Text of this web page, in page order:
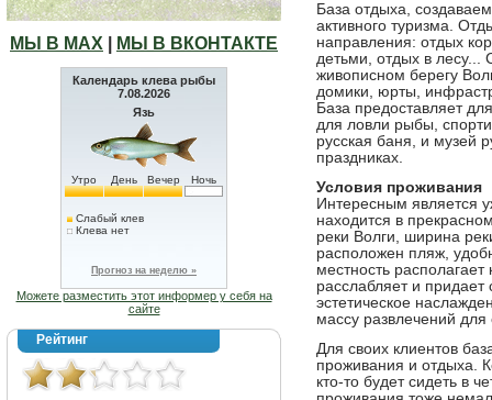
МЫ В МАХ МЫ В ВКОНТАКТЕ
Календарь клева рыбы
7.08.2026
Язь
Утро День Вечер Ночь
Слабый клев
Клева нет
Прогноз на неделю »
Можете разместить этот информер у себя на
сайте
Рейтинг
База отдыха,
активного туризма.
направления: отдых
детьми, отдых в лесу...
живописном берегу
домики, юрты,
База предоставляет
для ловли рыбы,
русская баня, и музей
праздниках.
Условия проживания
Интересным является
находится в
реки Волги, ширина
расположен пляж,
местность
расслабляет и придает
эстетическое
массу развлечений для
Для своих клиентов
проживания и отдыха.
кто-то будет сидеть в